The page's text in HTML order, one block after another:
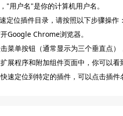
"用户名"是你的计算机用户名。
定位插件目录，请按照以下步骤操作：
Google Chrome浏览器。
菜单按钮（通常显示为三个垂直点）
展程序和附加组件页面中，你可以看
速定位到特定的插件，可以点击插件